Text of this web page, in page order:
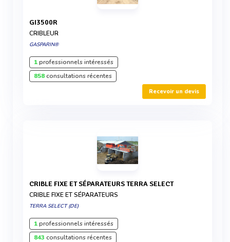
GI3500R
CRIBLEUR
GASPARIN®
1professionnels intéressés
858consultations récentes
Recevoir un devis
CRIBLE FIXE ET SÉPARATEURS TERRA SELECT
CRIBLE FIXE ET SÉPARATEURS
TERRA SELECT (DE)
1professionnels intéressés
843 consultations récentes